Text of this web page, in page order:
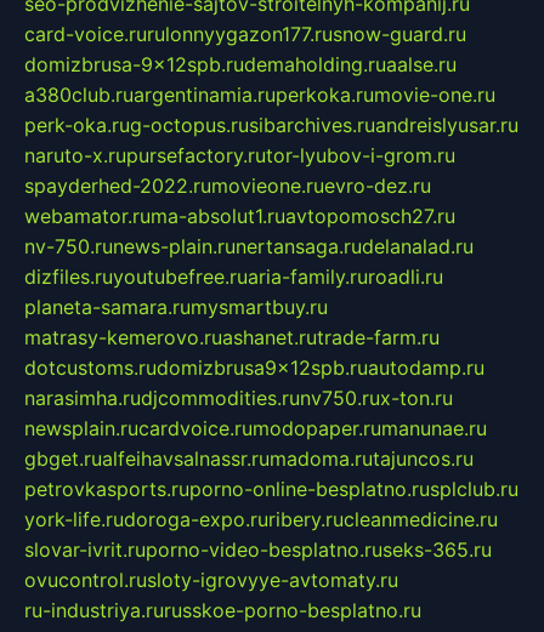
card-voice.rurulonnyygazon177.rusnow-guard.ru
domizbrusa-9x12spb.rudemaholding.ruaalse.ru
a380club.ruargentinamia.ruperkoka.rumovie-one.ru
perk-oka.rug-octopus.rusibarchives.ruandreislyusar.ru
naruto-x.rupursefactory.rutor-lyubov-i-grom.ru
spayderhed-2022.rumovieone.ruevro-dez.ru
webamator.ruma-absolut1.ruavtopomosch27.ru
nv-750.runews-plain.runertansaga.rudelanalad.ru
dizfiles.ruyoutubefree.ruaria-family.ruroadli.ru
planeta-samara.rumysmartbuy.ru
matrasy-kemerovo.ruashanet.rutrade-farm.ru
dotcustoms.rudomizbrusa9x12spb.ruautodamp.ru
narasimha.rudjcommodities.runv750.rux-ton.ru
newsplain.rucardvoice.rumodopaper.rumanunae.ru
gbget.rualfeihavsalnassr.rumadoma.rutajuncos.ru
petrovkasports.ruporno-online-besplatno.rusplclub.ru
york-life.rudoroga-expo.ruribery.rucleanmedicine.ru
slovar-ivrit.ruporno-video-besplatno.ruseks-365.ru
ovucontrol.rusloty-igrovyye-avtomaty.ru
ru-industriya.rurusskoe-porno-besplatno.ru